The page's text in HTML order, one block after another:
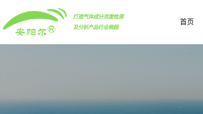
打造气体成分浓度检测
及分析产品行业商超
首页